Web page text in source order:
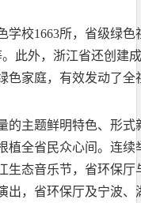
学校1663所，省级绿
此外，浙江省还创建
色家庭，有效发动了全
的主题鲜明特色、形
植全省民众心间。连
生态音乐节，省环保
出，省环保厅及宁波、